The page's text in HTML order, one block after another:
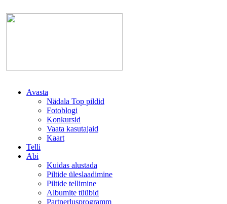
Avasta
Nädala Top pildid
Fotoblogi
Konkursid
Vaata kasutajaid
Kaart
Telli
Abi
Kuidas alustada
Piltide üleslaadimine
Piltide tellimine
Albumite tüübid
Partnerlusprogramm